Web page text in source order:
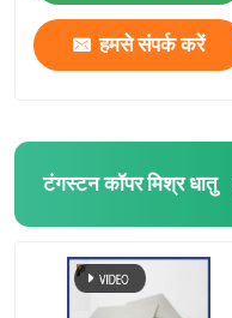
हमसे संपर्क करें
टंगस्टन कॉपर मिश्र धातु